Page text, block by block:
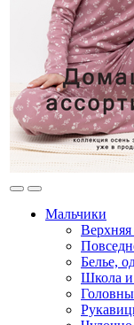
Мальчики
Белье,
Школа и